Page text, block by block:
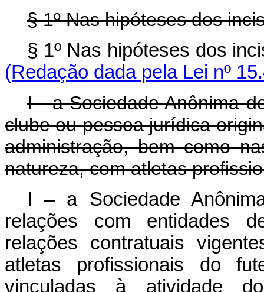
§ 1º Nas hipóteses dos
§ 1º Nas hipóteses dos
(Redação dada pela Lei nº
I - a Sociedade Anônima
clube ou pessoa jurídica
administração, bem como
natureza, com atletas
I – a Sociedade
relações com entidades
relações contratuais
atletas profissionais do
vinculadas à atividade